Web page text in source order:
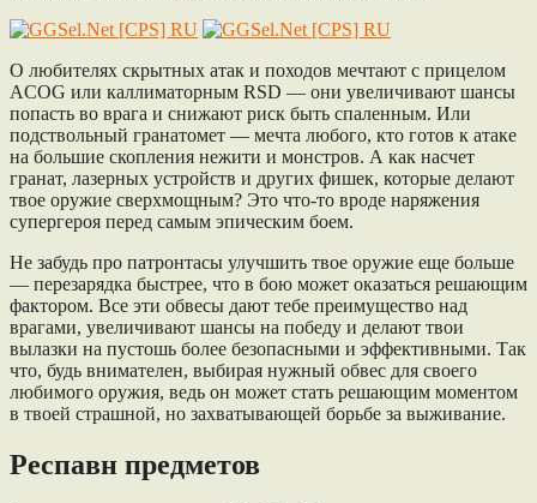
О любителях скрытных атак и походов мечтают с прицелом
ACOG или каллиматорным RSD — они увеличивают шансы
попасть во врага и снижают риск быть спаленным. Или
подствольный гранатомет — мечта любого, кто готов к атаке
на большие скопления нежити и монстров. А как насчет
гранат, лазерных устройств и других фишек, которые делают
твое оружие сверхмощным? Это что-то вроде наряжения
супергероя перед самым эпическим боем.
Не забудь про патронтасы улучшить твое оружие еще больше
— перезарядка быстрее, что в бою может оказаться решающим
фактором. Все эти обвесы дают тебе преимущество над
врагами, увеличивают шансы на победу и делают твои
вылазки на пустошь более безопасными и эффективными. Так
что, будь внимателен, выбирая нужный обвес для своего
любимого оружия, ведь он может стать решающим моментом
в твоей страшной, но захватывающей борьбе за выживание.
Респавн предметов